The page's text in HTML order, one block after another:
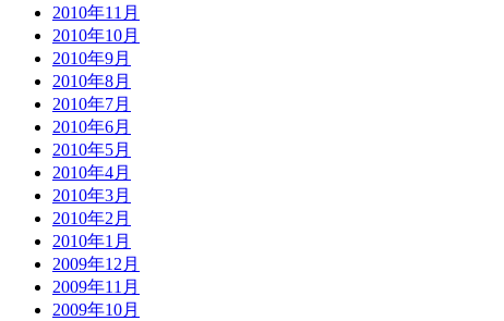
2010年11月
2010年10月
2010年9月
2010年8月
2010年7月
2010年6月
2010年5月
2010年4月
2010年3月
2010年2月
2010年1月
2009年12月
2009年11月
2009年10月